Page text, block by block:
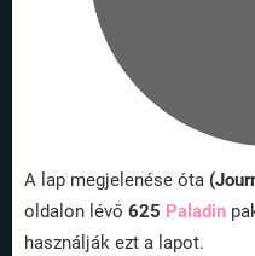
A lap megjelenése óta
oldalon lévő 625 Paladin
használják ezt a lapot.